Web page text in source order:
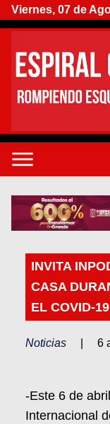
Viernes, 07 de
INVITA
CASA
EL COVID-19
Noticias 6
-Este 6 de
Internacional